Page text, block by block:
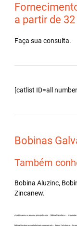
a partir de
Faça sua consulta.
[catlist ID=all
Bobinas
Também
Bobina Aluzinc,
Zincanew.
Aço Zincanew no atacado, principalmente – Bobina Galvalume – Importada
Bobina Zincalume carreta fechada, por exemplo – Bobina Galvalume –